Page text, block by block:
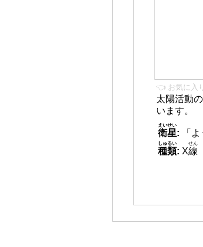
👈 お気に入
太陽活動
います。
衛星
えいせい
:
「
種類
しゅるい
: X線
せん